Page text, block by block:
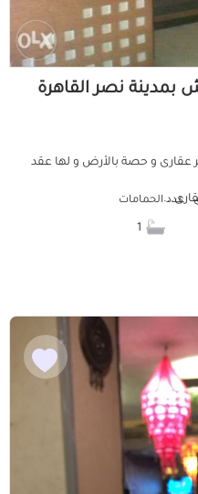
و حصة بالأرض و لها عقد
عدد الحمامات